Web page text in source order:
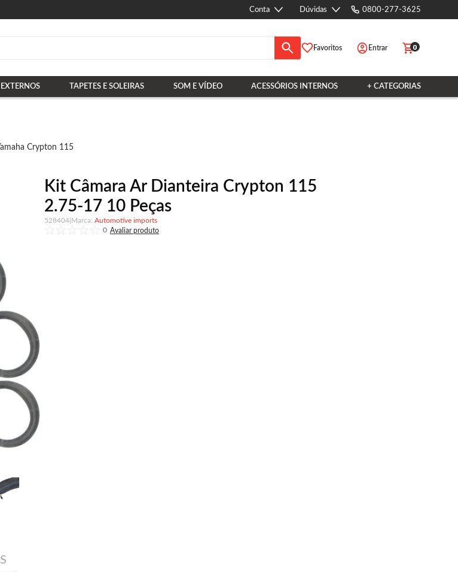
Conta Dúvidas 0800-277-3625
Favoritos Entrar 0
TAPETES E SOLEIRAS SOM E VÍDEO ACESSÓRIOS INTERNOS + CATEGORIAS
Crypton 115
Kit Câmara Ar Dianteira Crypton 115
2.75-17 10 Peças
528404
Automotive imports
0